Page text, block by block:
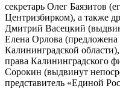
секретарь Олег Баязитов
Центризбирком), а также
Дмитрий Васецкий
Елена Орлова
Калининградской
права Калининградского
Сорокин (выдвинут
представитель «Единой